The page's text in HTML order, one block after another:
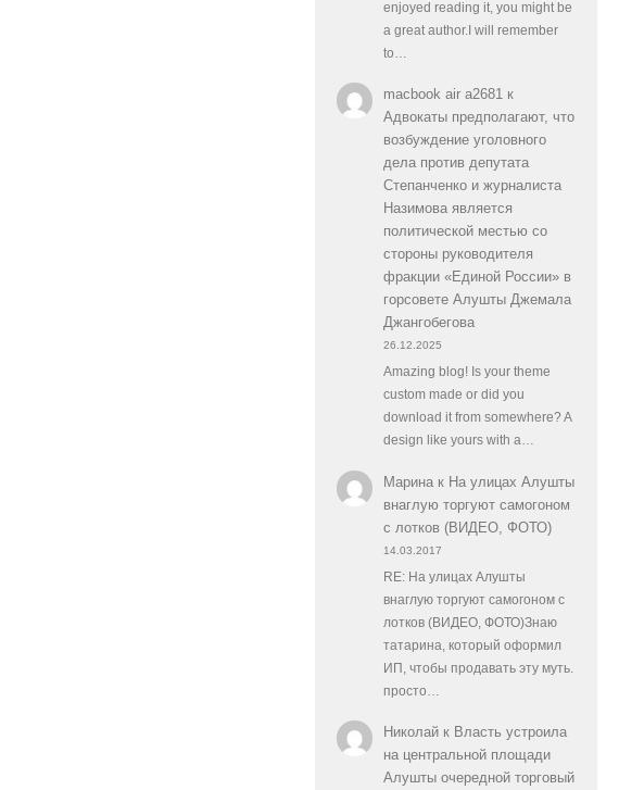
enjoyed reading it, you might be
a great author.I will remember
to…
macbook air a2681к
Адвокаты предполагают, что
возбуждение уголовного
дела против депутата
Степанченко и журналиста
Назимова является
политической местью со
стороны руководителя
фракции «Единой России» в
горсовете Алушты Джемала
Джангобегова
26.12.2025
Amazing blog! Is your theme
custom made or did you
download it from somewhere? A
design like yours with a…
Маринак На улицах Алушты
внаглую торгуют самогоном
с лотков (ВИДЕО, ФОТО)
14.03.2017
RE: На улицах Алушты
внаглую торгуют самогоном с
лотков (ВИДЕО, ФОТО)Знаю
татарина, который оформил
ИП, чтобы продавать эту муть.
просто…
Николайк Власть устроила
на центральной площади
Алушты очередной торговый